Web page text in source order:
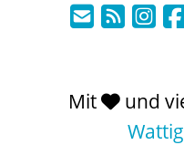
Mit und
Wattig